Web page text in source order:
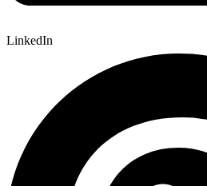
LinkedIn